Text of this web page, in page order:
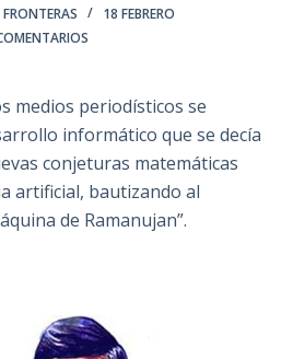
18 FEBRERO
medios periodísticos se
informático que se decía
conjeturas matemáticas
artificial, bautizando al
de Ramanujan”.